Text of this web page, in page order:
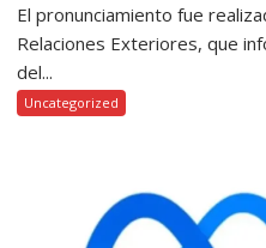
El pronunciamiento fue
Relaciones Exteriores, que
del...
Uncategorized